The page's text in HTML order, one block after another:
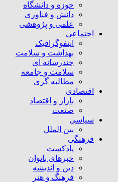
حوزه و دانشگاه
دانش و فناوری
علمی و پژوهشی
اجتماعی
اینفوگرافیک
بهداشت و سلامت
چندرسانه ای
سلامت و جامعه
مطالبه گری
اقتصادی
بازار و اقتصاد
صنعت
سیاسی
بین الملل
فرهنگی
پادکست
خبرهای بانوان
دین و اندیشه
فرهنگ و هنر